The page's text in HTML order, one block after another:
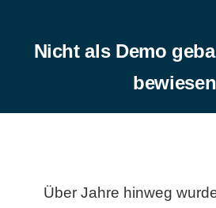
Nicht als Demo
Über Jahre hinweg